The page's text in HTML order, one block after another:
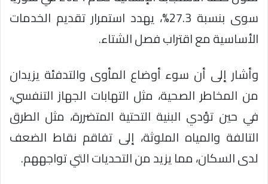
سوى بنسبة 27.3%، يهدد استمرار تقديم الخدمات
الأساسية مع اقتراب فصل الشتاء.
وأشار إلى أن سوء أوضاع المأوى والتدفئة يزيدان
من المخاطر الصحية، مثل التهابات الجهاز التنفسي،
في حين تؤدي البنية التحتية المتضررة، مثل الطرق
التالفة والمياه الملوثة، إلى تفاقم نقاط الضعف
لدى السكان، مما يزيد من التحديات التي تواجههم.